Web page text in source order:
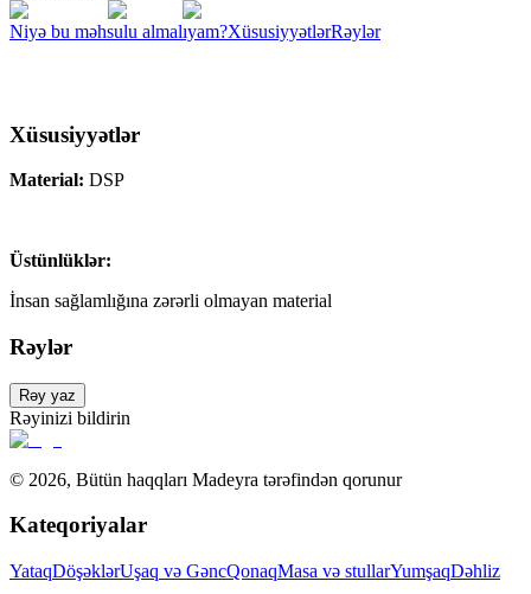
Niyə bu məhsulu almalıyam?XüsusiyyətlərRəylər
Xüsusiyyətlər
Material: DSP
Üstünlüklər:
İnsan sağlamlığına zərərli olmayan material
Rəylər
Rəy yaz
Rəyinizi bildirin
© 2026, Bütün haqqları Madeyra tərəfindən qorunur
Kateqoriyalar
YataqDöşəklərUşaq və GəncQonaqMasa və stullarYumşaqDəhliz